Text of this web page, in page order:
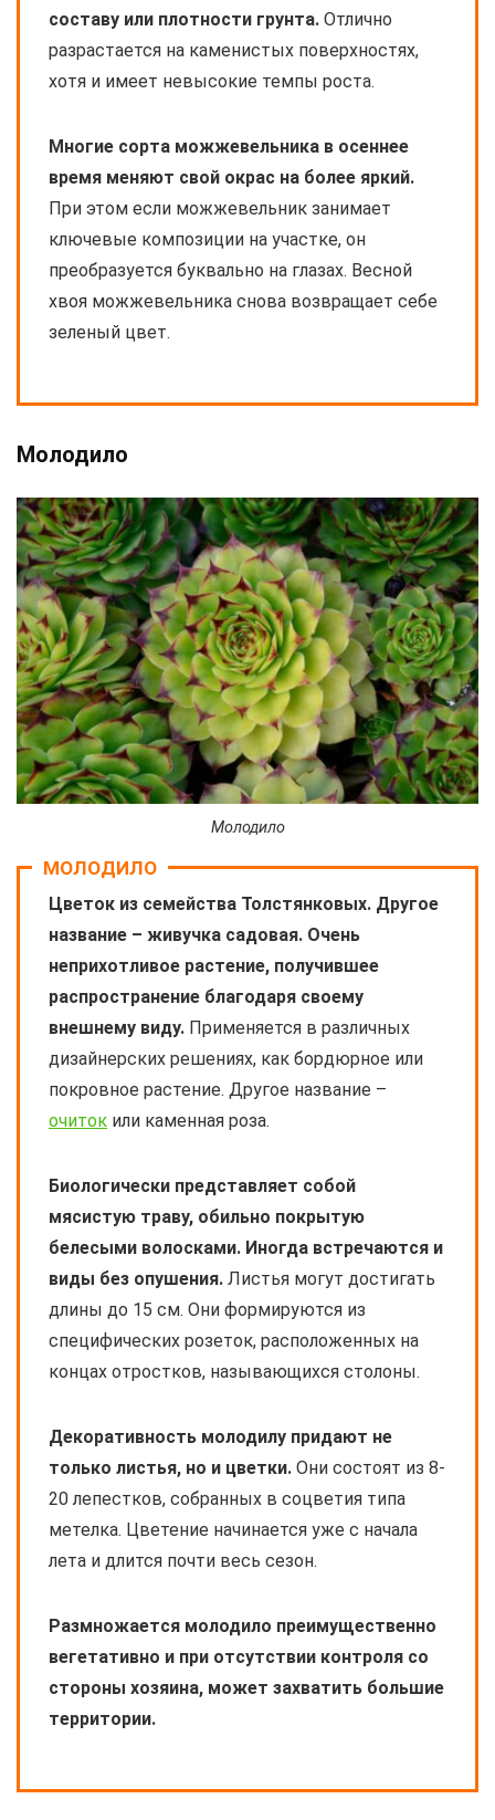
составу или плотности грунта. Отлично
разрастается на каменистых поверхностях,
хотя и имеет невысокие темпы роста.
Многие сорта можжевельника в осеннее
время меняют свой окрас на более яркий.
При этом если можжевельник занимает
ключевые композиции на участке, он
преобразуется буквально на глазах. Весной
хвоя можжевельника снова возвращает себе
зеленый цвет.
Молодило
Молодило
МОЛОДИЛО
Цветок из семейства Толстянковых. Другое
название – живучка садовая. Очень
неприхотливое растение, получившее
распространение благодаря своему
внешнему виду. Применяется в различных
дизайнерских решениях, как бордюрное или
покровное растение. Другое название –
очиток или каменная роза.
Биологически представляет собой
мясистую траву, обильно покрытую
белесыми волосками. Иногда встречаются и
виды без опушения. Листья могут достигать
длины до 15 см. Они формируются из
специфических розеток, расположенных на
концах отростков, называющихся столоны.
Декоративность молодилу придают не
только листья, но и цветки. Они состоят из 8-
20 лепестков, собранных в соцветия типа
метелка. Цветение начинается уже с начала
лета и длится почти весь сезон.
Размножается молодило преимущественно
вегетативно и при отсутствии контроля со
стороны хозяина, может захватить большие
территории.